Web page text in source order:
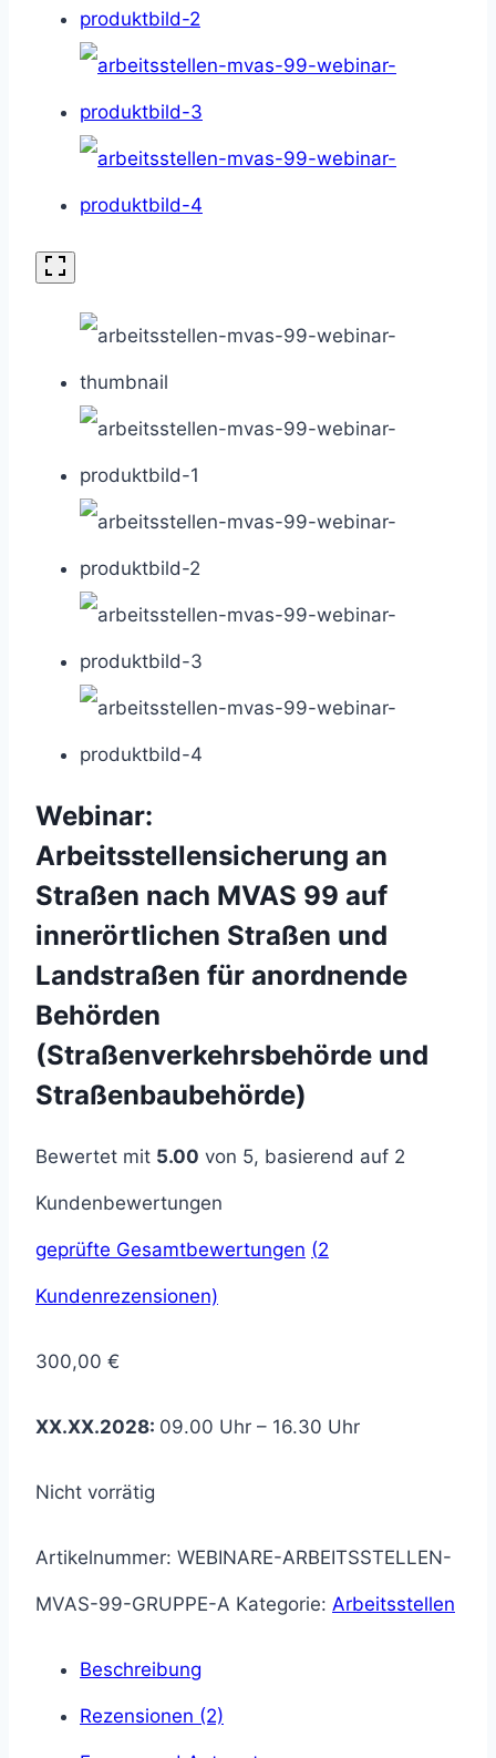
Webinar:
Arbeitsstellensicherung an
Straßen nach MVAS 99 auf
innerörtlichen Straßen und
Landstraßen für anordnende
Behörden
(Straßenverkehrsbehörde und
Straßenbaubehörde)
Bewertet mit 5.00 von 5, basierend auf 2
Kundenbewertungen
geprüfte Gesamtbewertungen (2
Kundenrezensionen)
300,00 €
XX.XX.2028: 09.00 Uhr – 16.30 Uhr
Nicht vorrätig
Artikelnummer: WEBINARE-ARBEITSSTELLEN-
MVAS-99-GRUPPE-A Kategorie: Arbeitsstellen
Beschreibung
Rezensionen (2)